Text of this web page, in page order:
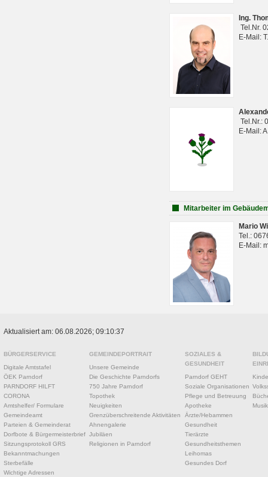
Ing.
Tel.Nr.
E-Mail:
Tel.Nr.:
E-Mail:
Mitarbeiter im
Mario
Tel.:
E-Mail:
Aktualisiert am: 06.08.2026; 09:10:37
BÜRGERSERVICE
Digitale Amtstafel
ÖEK Parndorf
PARNDORF HILFT
CORONA
Amtshelfer/ Formulare
Gemeindeamt
Parteien & Gemeinderat
Dorfbote & Bürgermeisterbrief
Sitzungsprotokoll GRS
Bekanntmachungen
Sterbefälle
Wichtige Adressen
GEMEINDEPORTRAIT
Unsere Gemeinde
Die Geschichte Parndorfs
750 Jahre Parndorf
Topothek
Neuigkeiten
Grenzüberschreitende Aktivitäten
Ahnengalerie
Jubiläen
Religionen in Parndorf
SOZIALES &
GESUNDHEIT
Parndorf GEHT
Soziale Organisationen
Pflege und Betreuung
Apotheke
Ärzte/Hebammen
Gesundheit
Tierärzte
Gesundheitsthemen
Leihomas
Gesundes Dorf